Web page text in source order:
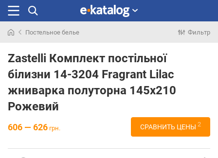
раньше
Постельное белье Фильтр
Zastelli Комплект постільної
білизни 14-3204 Fragrant Lilac
жниварка полуторна 145х210
Рожевий
606 — 626 грн. СРАВНИТЬ ЦЕНЫ 2